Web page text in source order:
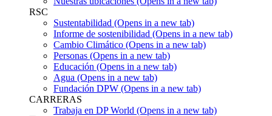
RSC
Sustentabilidad (Opens in a new tab)
Informe de sostenibilidad (Opens in a new tab)
Cambio Climático (Opens in a new tab)
Personas (Opens in a new tab)
Educación (Opens in a new tab)
Agua (Opens in a new tab)
Fundación DPW (Opens in a new tab)
CARRERAS
Trabaja en DP World (Opens in a new tab)